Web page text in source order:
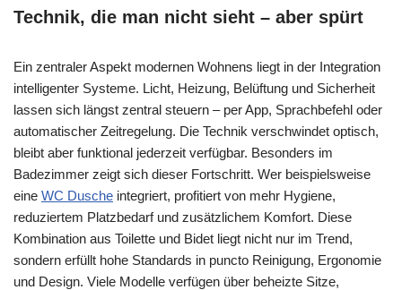
Technik, die man nicht sieht – aber spürt
Ein zentraler Aspekt modernen Wohnens liegt in der Integration
intelligenter Systeme. Licht, Heizung, Belüftung und Sicherheit
lassen sich längst zentral steuern – per App, Sprachbefehl oder
automatischer Zeitregelung. Die Technik verschwindet optisch,
bleibt aber funktional jederzeit verfügbar. Besonders im
Badezimmer zeigt sich dieser Fortschritt. Wer beispielsweise
eine WC Dusche integriert, profitiert von mehr Hygiene,
reduziertem Platzbedarf und zusätzlichem Komfort. Diese
Kombination aus Toilette und Bidet liegt nicht nur im Trend,
sondern erfüllt hohe Standards in puncto Reinigung, Ergonomie
und Design. Viele Modelle verfügen über beheizte Sitze,